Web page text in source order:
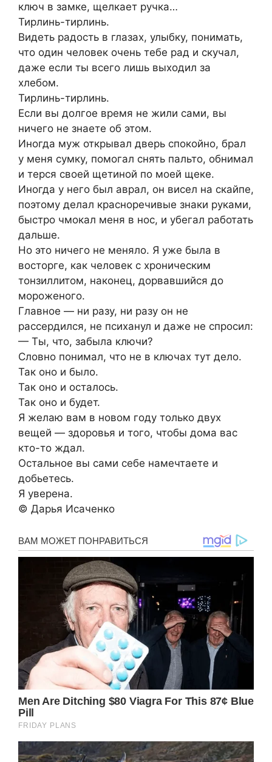
ключ в замке, щелкает ручка…
Тирлинь-тирлинь.
Видеть радость в глазах, улыбку, понимать,
что один человек очень тебе рад и скучал,
даже если ты всего лишь выходил за
хлебом.
Тирлинь-тирлинь.
Если вы долгое время не жили сами, вы
ничего не знаете об этом.
Иногда муж открывал дверь спокойно, брал
у меня сумку, помогал снять пальто, обнимал
и терся своей щетиной по моей щеке.
Иногда у него был аврал, он висел на скайпе,
поэтому делал красноречивые знаки руками,
быстро чмокал меня в нос, и убегал работать
дальше.
Но это ничего не меняло. Я уже была в
восторге, как человек с хроническим
тонзиллитом, наконец, дорвавшийся до
мороженого.
Главное — ни разу, ни разу он не
рассердился, не психанул и даже не спросил:
— Ты, что, забыла ключи?
Словно понимал, что не в ключах тут дело.
Так оно и было.
Так оно и осталось.
Так оно и будет.
Я желаю вам в новом году только двух
вещей — здоровья и того, чтобы дома вас
кто-то ждал.
Остальное вы сами себе намечтаете и
добьетесь.
Я уверена.
© Дарья Исаченко